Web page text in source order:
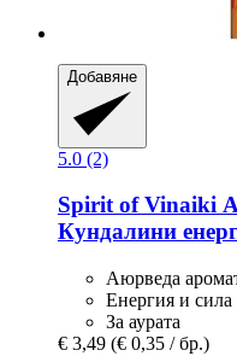
Добавяне
5.0 (2)
Spirit of Vinaiki
Кундалини
Аюрведа
Енергия и сила
За аурата
€ 3,49 (€ 0,35 / бр.)